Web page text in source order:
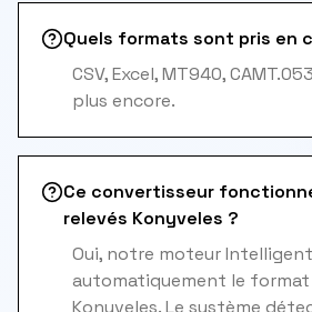
Quels formats sont pris en
CSV, Excel, MT940,
plus encore.
Ce convertisseur
relevés Konyveles ?
Oui, notre moteur
automatiquement le format
Konyveles. Le système